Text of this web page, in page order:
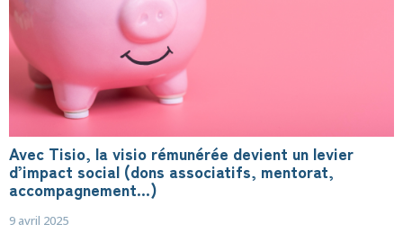
Avec Tisio, la visio rémunérée devient un levier
d’impact social (dons associatifs, mentorat,
accompagnement…)
9 avril 2025